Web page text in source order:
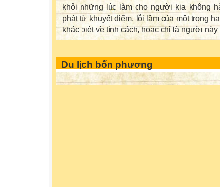
khỏi những lúc làm cho người kia không
phát từ khuyết điểm, lỗi lầm của một trong
khác biệt về tính cách, hoặc chỉ là người này
Du lịch bốn phương